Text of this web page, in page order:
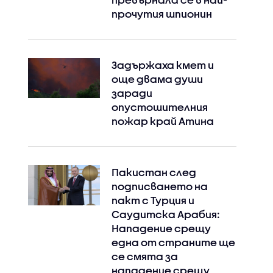
прочутия шпионин
Задържаха кмет и
още двама души
заради
опустошителния
пожар край Атина
Пакистан след
подписването на
пакт с Турция и
Саудитска Арабия:
Нападение срещу
една от страните ще
се смята за
нападение срещу